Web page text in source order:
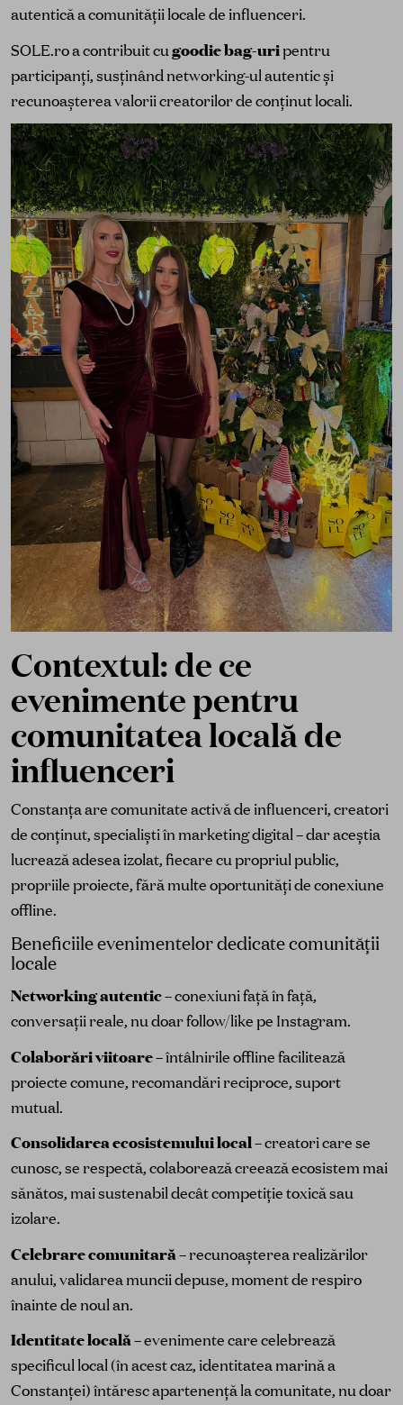
autentică a comunității locale de influenceri.
SOLE.ro a contribuit cugoodie bag-uripentru
participanți, susținând networking-ul autentic și
recunoașterea valorii creatorilor de conținut locali.
Contextul: de ce
evenimente pentru
comunitatea locală de
influenceri
Constanța are comunitate activă de influenceri, creatori
de conținut, specialiști în marketing digital – dar aceștia
lucrează adesea izolat, fiecare cu propriul public,
propriile proiecte, fără multe oportunități de conexiune
offline.
Beneficiile evenimentelor dedicate comunității
locale
Networking autentic– conexiuni față în față,
conversații reale, nu doar follow/like pe Instagram.
Colaborări viitoare– întâlnirile offline facilitează
proiecte comune, recomandări reciproce, suport
mutual.
Consolidarea ecosistemului local– creatori care se
cunosc, se respectă, colaborează creează ecosistem mai
sănătos, mai sustenabil decât competiție toxică sau
izolare.
Celebrare comunitară– recunoașterea realizărilor
anului, validarea muncii depuse, moment de respiro
înainte de noul an.
Identitate locală– evenimente care celebrează
specificul local (în acest caz, identitatea marină a
Constanței) întăresc apartenență la comunitate, nu doar